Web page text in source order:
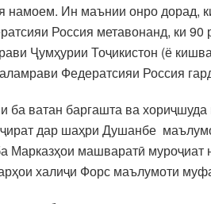
Ин маънии онро дорад,
Россия метавонанд, ки
Ҷумҳурии Тоҷикистон (ё
Федератсияи Россия
ба ватан баргашта ва
дар шаҳри Душанбе
машваратӣ муроҷиат
халиҷи Форс маълумоти